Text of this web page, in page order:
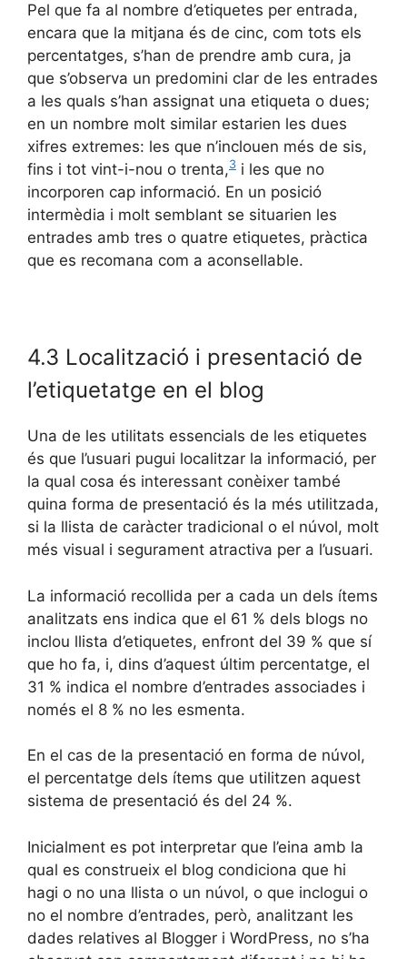
Pel que fa al nombre d’etiquetes per entrada,
encara que la mitjana és de cinc, com tots els
percentatges, s’han de prendre amb cura, ja
que s’observa un predomini clar de les entrades
a les quals s’han assignat una etiqueta o dues;
en un nombre molt similar estarien les dues
xifres extremes: les que n’inclouen més de sis,
fins i tot vint-i-nou o trenta,3 i les que no
incorporen cap informació. En un posició
intermèdia i molt semblant se situarien les
entrades amb tres o quatre etiquetes, pràctica
que es recomana com a aconsellable.
4.3 Localització i presentació de
l’etiquetatge en el blog
Una de les utilitats essencials de les etiquetes
és que l’usuari pugui localitzar la informació, per
la qual cosa és interessant conèixer també
quina forma de presentació és la més utilitzada,
si la llista de caràcter tradicional o el núvol, molt
més visual i segurament atractiva per a l’usuari.
La informació recollida per a cada un dels ítems
analitzats ens indica que el 61 % dels blogs no
inclou llista d’etiquetes, enfront del 39 % que sí
que ho fa, i, dins d’aquest últim percentatge, el
31 % indica el nombre d’entrades associades i
només el 8 % no les esmenta.
En el cas de la presentació en forma de núvol,
el percentatge dels ítems que utilitzen aquest
sistema de presentació és del 24 %.
Inicialment es pot interpretar que l’eina amb la
qual es construeix el blog condiciona que hi
hagi o no una llista o un núvol, o que inclogui o
no el nombre d’entrades, però, analitzant les
dades relatives al Blogger i WordPress, no s’ha